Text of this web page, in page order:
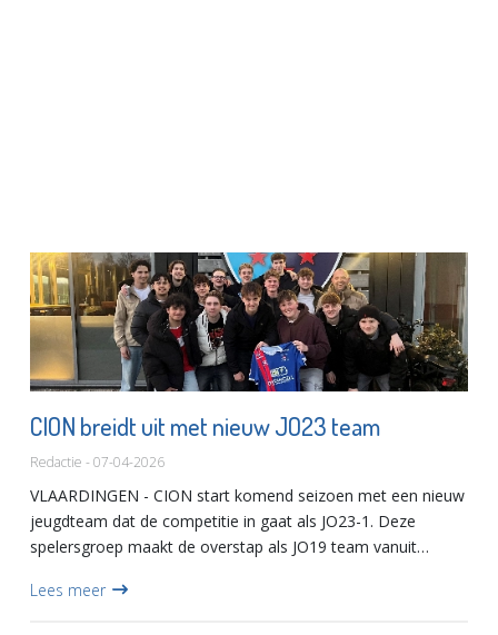
CION breidt uit met nieuw JO23 team
Redactie - 07-04-2026
VLAARDINGEN - CION start komend seizoen met een nieuw
jeugdteam dat de competitie in gaat als JO23-1. Deze
spelersgroep maakt de overstap als JO19 team vanuit
Jeffrey Breuk...
Lees meer